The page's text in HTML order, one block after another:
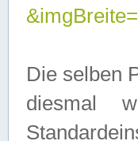
Die selben
diesmal